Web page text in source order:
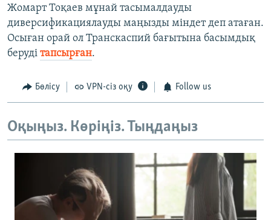
Жомарт Тоқаев мұнай тасымалдауды
диверсификациялауды маңызды міндет деп атаған.
Осыған орай ол Транскаспий бағытына басымдық
беруді тапсырған.
Бөлісу VPN-сіз оқу Follow us
Оқыңыз. Көріңіз. Тыңдаңыз